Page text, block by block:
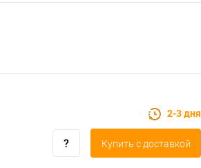
2-3 дня
Купить c доставкой